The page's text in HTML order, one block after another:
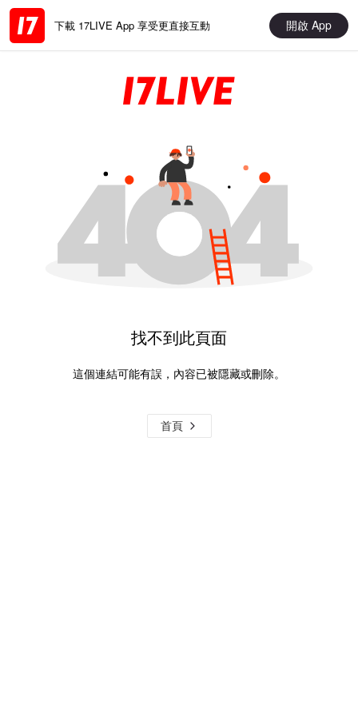
下載 17LIVE App 享受更直接互動 開啟 App
找不到此頁面
這個連結可能有誤，內容已被隱藏或刪除。
首頁